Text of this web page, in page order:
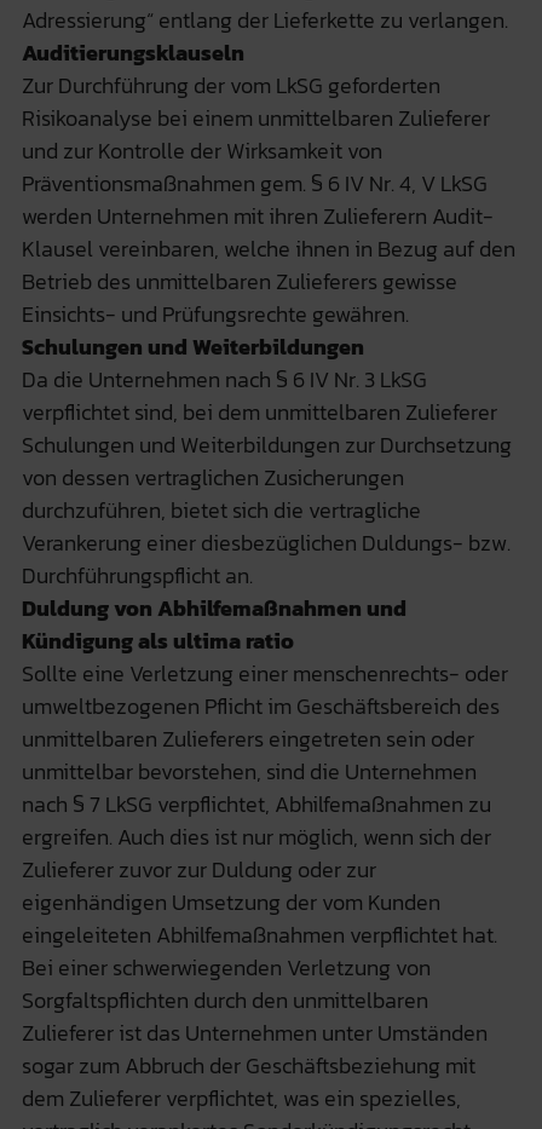
Adressierung“ entlang der Lieferkette zu verlangen.
Auditierungsklauseln
Zur Durchführung der vom LkSG geforderten
Risikoanalyse bei einem unmittelbaren Zulieferer
und zur Kontrolle der Wirksamkeit von
Präventionsmaßnahmen gem. § 6 IV Nr. 4, V LkSG
werden Unternehmen mit ihren Zulieferern Audit-
Klausel vereinbaren, welche ihnen in Bezug auf den
Betrieb des unmittelbaren Zulieferers gewisse
Einsichts- und Prüfungsrechte gewähren.
Schulungen und Weiterbildungen
Da die Unternehmen nach § 6 IV Nr. 3 LkSG
verpflichtet sind, bei dem unmittelbaren Zulieferer
Schulungen und Weiterbildungen zur Durchsetzung
von dessen vertraglichen Zusicherungen
durchzuführen, bietet sich die vertragliche
Verankerung einer diesbezüglichen Duldungs- bzw.
Durchführungspflicht an.
Duldung von Abhilfemaßnahmen und
Kündigung als ultima ratio
Sollte eine Verletzung einer menschenrechts- oder
umweltbezogenen Pflicht im Geschäftsbereich des
unmittelbaren Zulieferers eingetreten sein oder
unmittelbar bevorstehen, sind die Unternehmen
nach § 7 LkSG verpflichtet, Abhilfemaßnahmen zu
ergreifen. Auch dies ist nur möglich, wenn sich der
Zulieferer zuvor zur Duldung oder zur
eigenhändigen Umsetzung der vom Kunden
eingeleiteten Abhilfemaßnahmen verpflichtet hat.
Bei einer schwerwiegenden Verletzung von
Sorgfaltspflichten durch den unmittelbaren
Zulieferer ist das Unternehmen unter Umständen
sogar zum Abbruch der Geschäftsbeziehung mit
dem Zulieferer verpflichtet, was ein spezielles,